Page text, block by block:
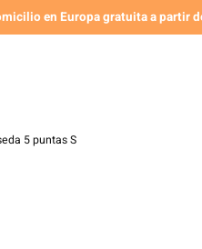
en Europa gratuita a partir
5 puntas S